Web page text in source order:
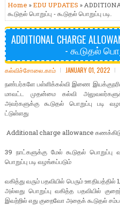
Home »EDU UPDATES »
கூடுதல் பொறுப்பு - கூடுதல் பொறுப்பு படி.
ADDITIONAL CHARGE
- கூடுதல்
கல்விச்சோலை.காம் JANUARY 01, 2022
நண்பர்களே பள்ளிக்கல்வி இணை
மாவட்ட முதன்மை கல்வி
அவர்களுக்கு கூடுதல் பொறுப்பு படி
ட்டுள்ளது
Additional charge allowance
39 நாட்களுக்கு மேல் கூடுதல் பொறுப்பு
பொறுப்பு படி வழங்கப்படும்
வகித்து வரும் பதவியில் பெரும்
அல்லது பொறுப்பு வகித்த பதவியில்
இவற்றில் எது குறைவோ அதைக் கூடுதல்